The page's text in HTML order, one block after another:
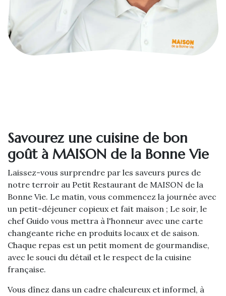
Savourez une cuisine de bon
goût à MAISON de la Bonne Vie
Laissez-vous surprendre par les saveurs pures de
notre terroir au Petit Restaurant de MAISON de la
Bonne Vie. Le matin, vous commencez la journée avec
un petit-déjeuner copieux et fait maison ; Le soir, le
chef Guido vous mettra à l'honneur avec une carte
changeante riche en produits locaux et de saison.
Chaque repas est un petit moment de gourmandise,
avec le souci du détail et le respect de la cuisine
française.
Vous dînez dans un cadre chaleureux et informel, à